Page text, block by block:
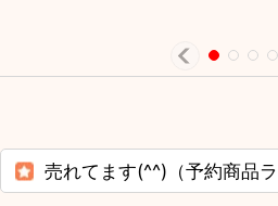
売れてます(^^)（予約商品ラ